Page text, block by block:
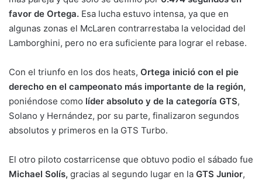
favor de Ortega. Esa lucha estuvo intensa, ya que en
algunas zonas el McLaren contrarrestaba la velocidad del
Lamborghini, pero no era suficiente para lograr el rebase.
Con el triunfo en los dos heats, Ortega inició con el pie
derecho en el campeonato más importante de la región,
poniéndose como líder absoluto y de la categoría GTS,
Solano y Hernández, por su parte, finalizaron segundos
absolutos y primeros en la GTS Turbo.
El otro piloto costarricense que obtuvo podio el sábado fue
Michael Solís, gracias al segundo lugar en la GTS Junior,